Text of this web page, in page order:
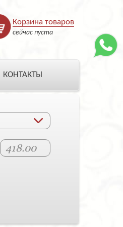
Корзина товаров
сейчас пуста
КОНТАКТЫ